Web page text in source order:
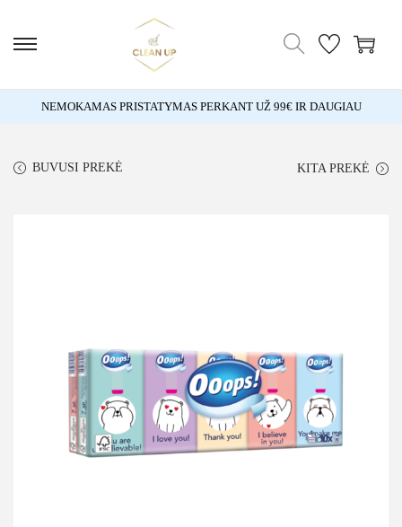
NEMOKAMAS PRISTATYMAS PERKANT UŽ 99€ IR DAUGIAU
BUVUSI PREKĖ KITA PREKĖ